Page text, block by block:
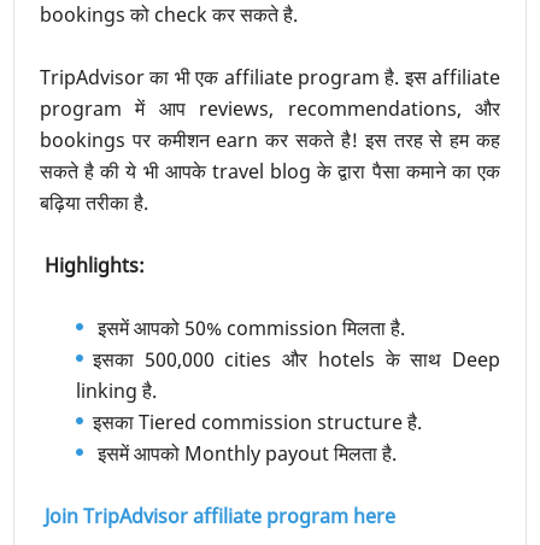
bookings को check कर सकते है.
TripAdvisor का भी एक affiliate program है. इस affiliate
program में आप reviews, recommendations, और
bookings पर कमीशन earn कर सकते है! इस तरह से हम कह
सकते है की ये भी आपके travel blog के द्वारा पैसा कमाने का एक
बढ़िया तरीका है.
Highlights:
इसमें आपको 50% commission मिलता है.
इसका 500,000 cities और hotels के साथ Deep
linking है.
इसका Tiered commission structure है.
इसमें आपको Monthly payout मिलता है.
Join TripAdvisor affiliate program here